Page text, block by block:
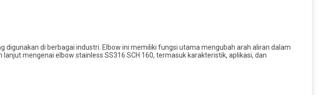
di berbagai industri. Elbow ini memiliki fungsi utama mengubah arah aliran dalam
mengenai elbow stainless SS316 SCH 160, termasuk karakteristik, aplikasi, dan